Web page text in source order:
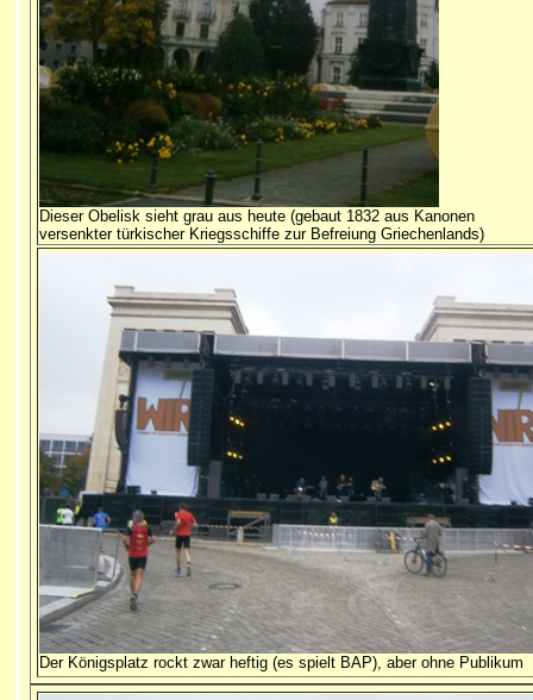
Dieser Obelisk sieht grau aus heute (gebaut 1832 aus Kanonen
versenkter türkischer Kriegsschiffe zur Befreiung Griechenlands)
Der Königsplatz rockt zwar heftig (es spielt BAP), aber ohne Publikum